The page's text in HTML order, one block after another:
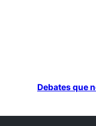
Debates que